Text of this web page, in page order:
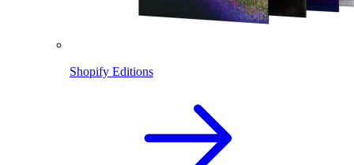
Shopify Editions